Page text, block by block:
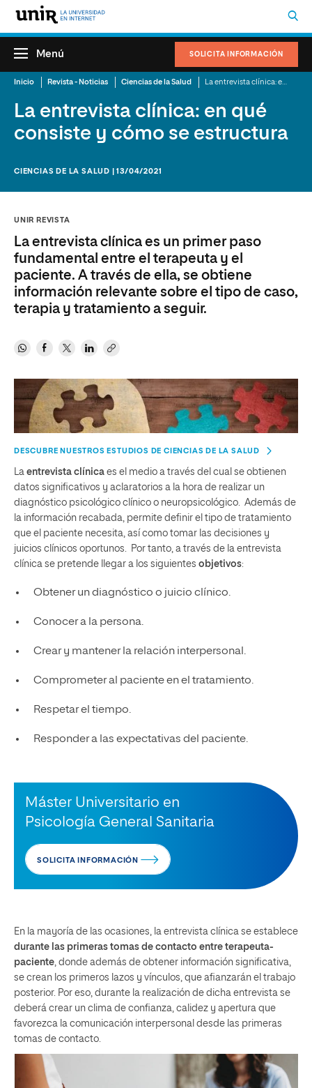
SOLICITA INFORMACIÓN
Menú
Inicio Revista - Noticias Ciencias de la Salud
La entrevista clínica: en qué
consiste y cómo se estructura
CIENCIAS DE LA SALUD | 13/04/2021
UNIR REVISTA
La entrevista clínica es un primer paso
fundamental entre el terapeuta y el
paciente. A través de ella, se obtiene
información relevante sobre el tipo de caso,
terapia y tratamiento a seguir.
DESCUBRE NUESTROS ESTUDIOS DE CIENCIAS DE LA SALUD
La entrevista clínica es el medio a través del cual se obtienen
datos significativos y aclaratorios a la hora de realizar un
diagnóstico psicológico clínico o neuropsicológico. Además de
la información recabada, permite definir el tipo de tratamiento
que el paciente necesita, así como tomar las decisiones y
juicios clínicos oportunos. Por tanto, a través de la entrevista
clínica se pretende llegar a los siguientes objetivos:
Obtener un diagnóstico o juicio clínico.
Conocer a la persona.
Crear y mantener la relación interpersonal.
Comprometer al paciente en el tratamiento.
Respetar el tiempo.
Responder a las expectativas del paciente.
Máster Universitario en
Psicología General Sanitaria
SOLICITA INFORMACIÓN
En la mayoría de las ocasiones, la entrevista clínica se establece
durante las primeras tomas de contacto entre terapeuta-
paciente, donde además de obtener información significativa,
se crean los primeros lazos y vínculos, que afianzarán el trabajo
posterior. Por eso, durante la realización de dicha entrevista se
deberá crear un clima de confianza, calidez y apertura que
favorezca la comunicación interpersonal desde las primeras
tomas de contacto.